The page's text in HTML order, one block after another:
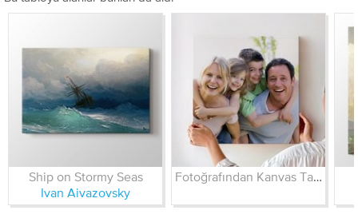
Ship on Stormy Seas
Ivan Aivazovsky
Fotoğrafından Kanvas Tablo